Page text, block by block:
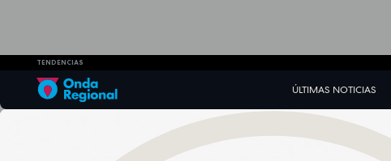
TENDENCIAS
ÚLTIMAS NOTICIAS